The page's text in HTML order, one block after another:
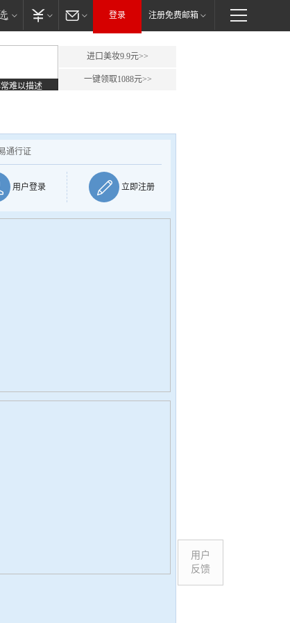
登录 注册免费邮箱
难以描述
进口美妆9.9元>>
一键领取1088元>>
通行证
用户登录 立即注册
用户
反馈